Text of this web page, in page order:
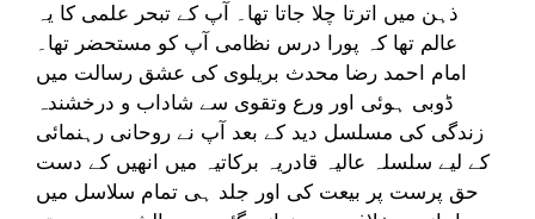
ذہن میں اترتا چلا جاتا تھا۔ آپ کے تبحر علمی کا یہ
عالم تھا کہ پورا درس نظامی آپ کو مستحضر تھا۔
امام احمد رضا محدث بریلوی کی عشق رسالت میں
ڈوبی ہوئی اور ورع وتقوی سے شاداب و درخشندہ
زندگی کی مسلسل دید کے بعد آپ نے روحانی رہنمائی
کے لیے سلسلہ عالیہ قادریہ برکاتیہ میں انھیں کے دست
حق پرست پر بیعت کی اور جلد ہی تمام سلاسل میں